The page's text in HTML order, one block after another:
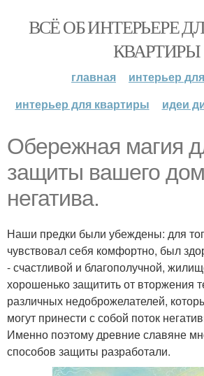
ВСЁ ОБ ИНТЕРЬЕРЕ
КВАРТИРЫ
главная
интерьер
интерьер для квартиры
идеи
Обережная магия
защиты вашего
негатива.
Наши предки были убеждены: для
чувствовал себя комфортно, был
- счастливой и благополучной,
хорошенько защитить от вторжения
различных недоброжелателей,
могут принести с собой поток
Именно поэтому древние славяне
способов защиты разработали.